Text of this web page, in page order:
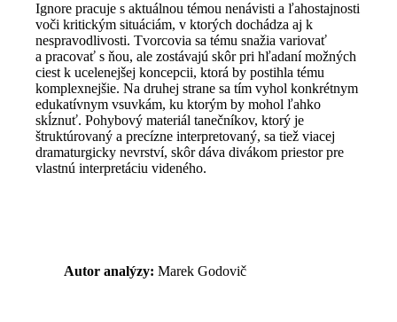
Ignore pracuje s aktuálnou témou nenávisti a ľahostajnosti
voči kritickým situáciám, v ktorých dochádza aj k
nespravodlivosti. Tvorcovia sa tému snažia variovať
a pracovať s ňou, ale zostávajú skôr pri hľadaní možných
ciest k ucelenejšej koncepcii, ktorá by postihla tému
komplexnejšie. Na druhej strane sa tím vyhol konkrétnym
edukatívnym vsuvkám, ku ktorým by mohol ľahko
skĺznuť. Pohybový materiál tanečníkov, ktorý je
štruktúrovaný a precízne interpretovaný, sa tiež viacej
dramaturgicky nevrství, skôr dáva divákom priestor pre
vlastnú interpretáciu videného.
Autor analýzy: Marek Godovič